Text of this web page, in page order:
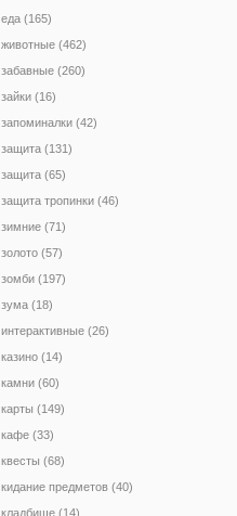
еда (165)
животные (462)
забавные (260)
зайки (16)
запоминалки (42)
защита (131)
защита (65)
защита тропинки (46)
зимние (71)
золото (57)
зомби (197)
зума (18)
интерактивные (26)
казино (14)
камни (60)
карты (149)
кафе (33)
квесты (68)
кидание предметов (40)
кладбище (14)